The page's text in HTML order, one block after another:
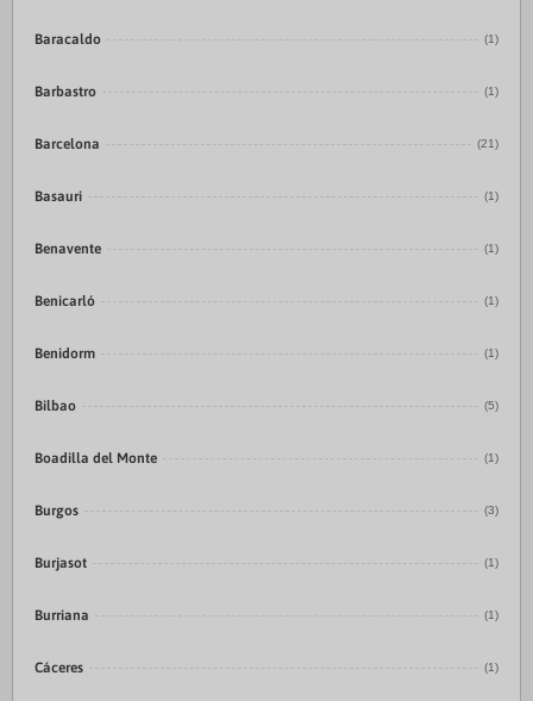
Baracaldo (1)
Barbastro (1)
Barcelona (21)
Basauri (1)
Benavente (1)
Benicarló (1)
Benidorm (1)
Bilbao (5)
Boadilla del Monte (1)
Burgos (3)
Burjasot (1)
Burriana (1)
Cáceres (1)